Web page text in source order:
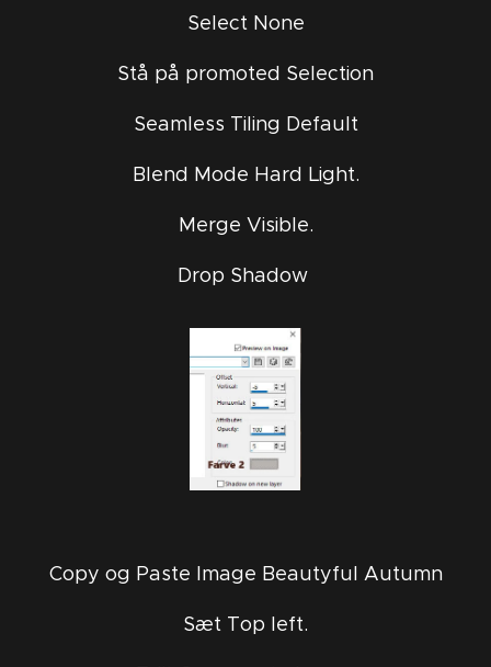
Select None
Stå på promoted Selection
Seamless Tiling Default
Blend Mode Hard Light.
Merge Visible.
Drop Shadow
Copy og Paste Image Beautyful Autumn
Sæt Top left.